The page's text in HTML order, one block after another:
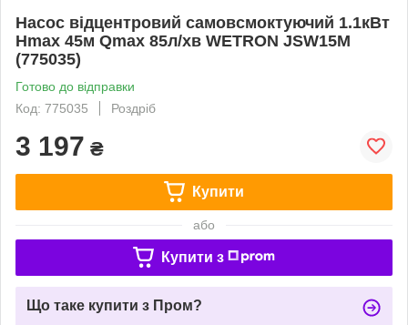
Насос відцентровий самовсмоктуючий 1.1кВт
Hmax 45м Qmax 85л/хв WETRON JSW15M
(775035)
Готово до відправки
Код: 775035
Роздріб
3 197 ₴
Купити
або
Купити з
Що таке купити з Пром?